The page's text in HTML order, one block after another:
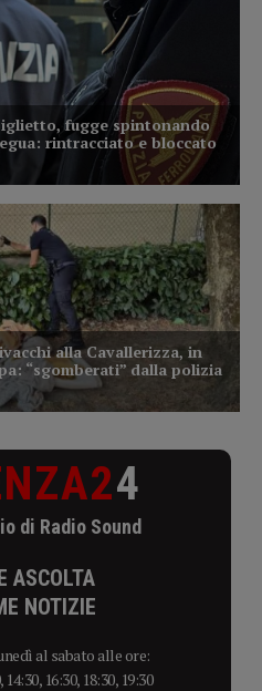
4
di Radio Sound
ASCOLTA
NOTIZIE
al sabato alle ore:
14:30, 16:30, 18:30, 19:30